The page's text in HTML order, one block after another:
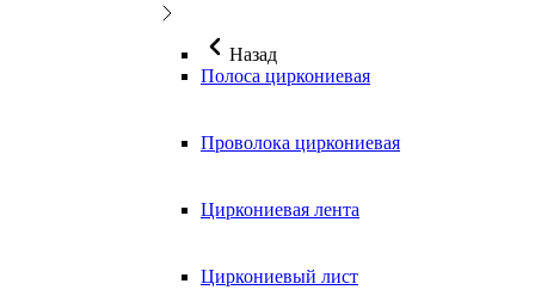
Назад
Полоса циркониевая
Проволока циркониевая
Циркониевая лента
Циркониевый лист